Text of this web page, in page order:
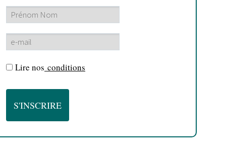
Lire nos conditions